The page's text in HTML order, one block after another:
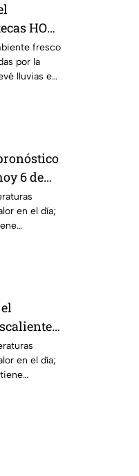
HOY
fresco
por la
lluvias en
6 de
en el día;
en el día;